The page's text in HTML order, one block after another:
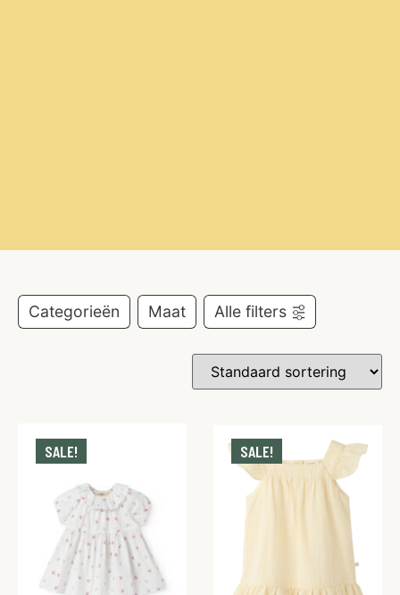
Categorieën Maat Alle filters
SALE! SALE!